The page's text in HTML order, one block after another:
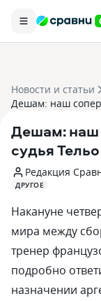
Новости и статьи
Дешам: наш
Дешам: наш
судья Тельо
Редакция
ДРУГОЕ
Накануне
мира между
тренер
подробно
назначении